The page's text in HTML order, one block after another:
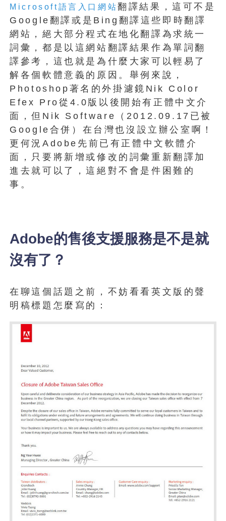
Microsoft語言入口網站翻譯結果，這可不是
Google翻譯或是Bing翻譯這些即時翻譯
網站，絕大部分程式在地化翻譯為求統一
詞彙，都是以這網站翻譯結果作為單詞翻
譯參考，這也就是為什麼大家可以輕易了
解各個軟體意義的原因。舉例來說，
Photoshop著名的外掛濾鏡Nik Color
Efex Pro從4.0版以後開始有正體中文介
面，但Nik Software（2012.09.17已被
Google合併）在台灣也沒設立辦公室啊！
更何況Adobe先前已有正體中文軟體介
面，只要將新增或修改的詞彙重新翻譯加
進去就可以了，這絕對不會是件困難的
事。
Adobe的售後支援服務是不是就
沒有了？
在聊這個話題之前，不妨看看英文版的聲
明稿標題怎麼寫的：